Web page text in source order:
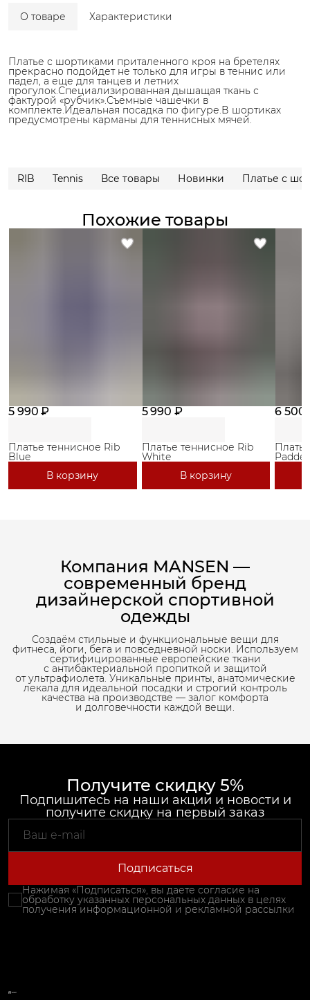
О товаре Характеристики
Платье с шортиками приталенного кроя на бретелях
прекрасно подойдет не только для игры в теннис или
падел, а еще для танцев и летних
прогулок.Специализированная дышащая ткань с
фактурой «рубчик».Съемные чашечки в
комплекте.Идеальная посадка по фигуре.В шортиках
предусмотрены карманы для теннисных мячей.
RIB Tennis Все товары Новинки Платье с
Похожие товары
5 990 ₽
Платье теннисное Rib
Blue
В корзину
5 990 ₽
Платье теннисное Rib
White
В корзину
6 500
Компания MANSEN —
современный бренд
дизайнерской спортивной
одежды
Создаём стильные и функциональные вещи для
фитнеса, йоги, бега и повседневной носки. Используем
сертифицированные европейские ткани
с антибактериальной пропиткой и защитой
от ультрафиолета. Уникальные принты, анатомические
лекала для идеальной посадки и строгий контроль
качества на производстве — залог комфорта
и долговечности каждой вещи.
Получите скидку 5%
Подпишитесь на наши акции и новости и
получите скидку на первый заказ
Подписаться
Нажимая «Подписаться», вы даете согласие на
обработку указанных персональных данных в целях
получения информационной и рекламной рассылки